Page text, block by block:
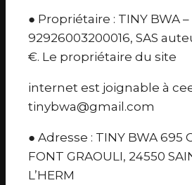
● Propriétaire : TINY BWA –
92926003200016, SAS
€. Le propriétaire du site
internet est joignable à
tinybwa@gmail.com
● Adresse : TINY BWA 695
FONT GRAOULI, 24550
L’HERM